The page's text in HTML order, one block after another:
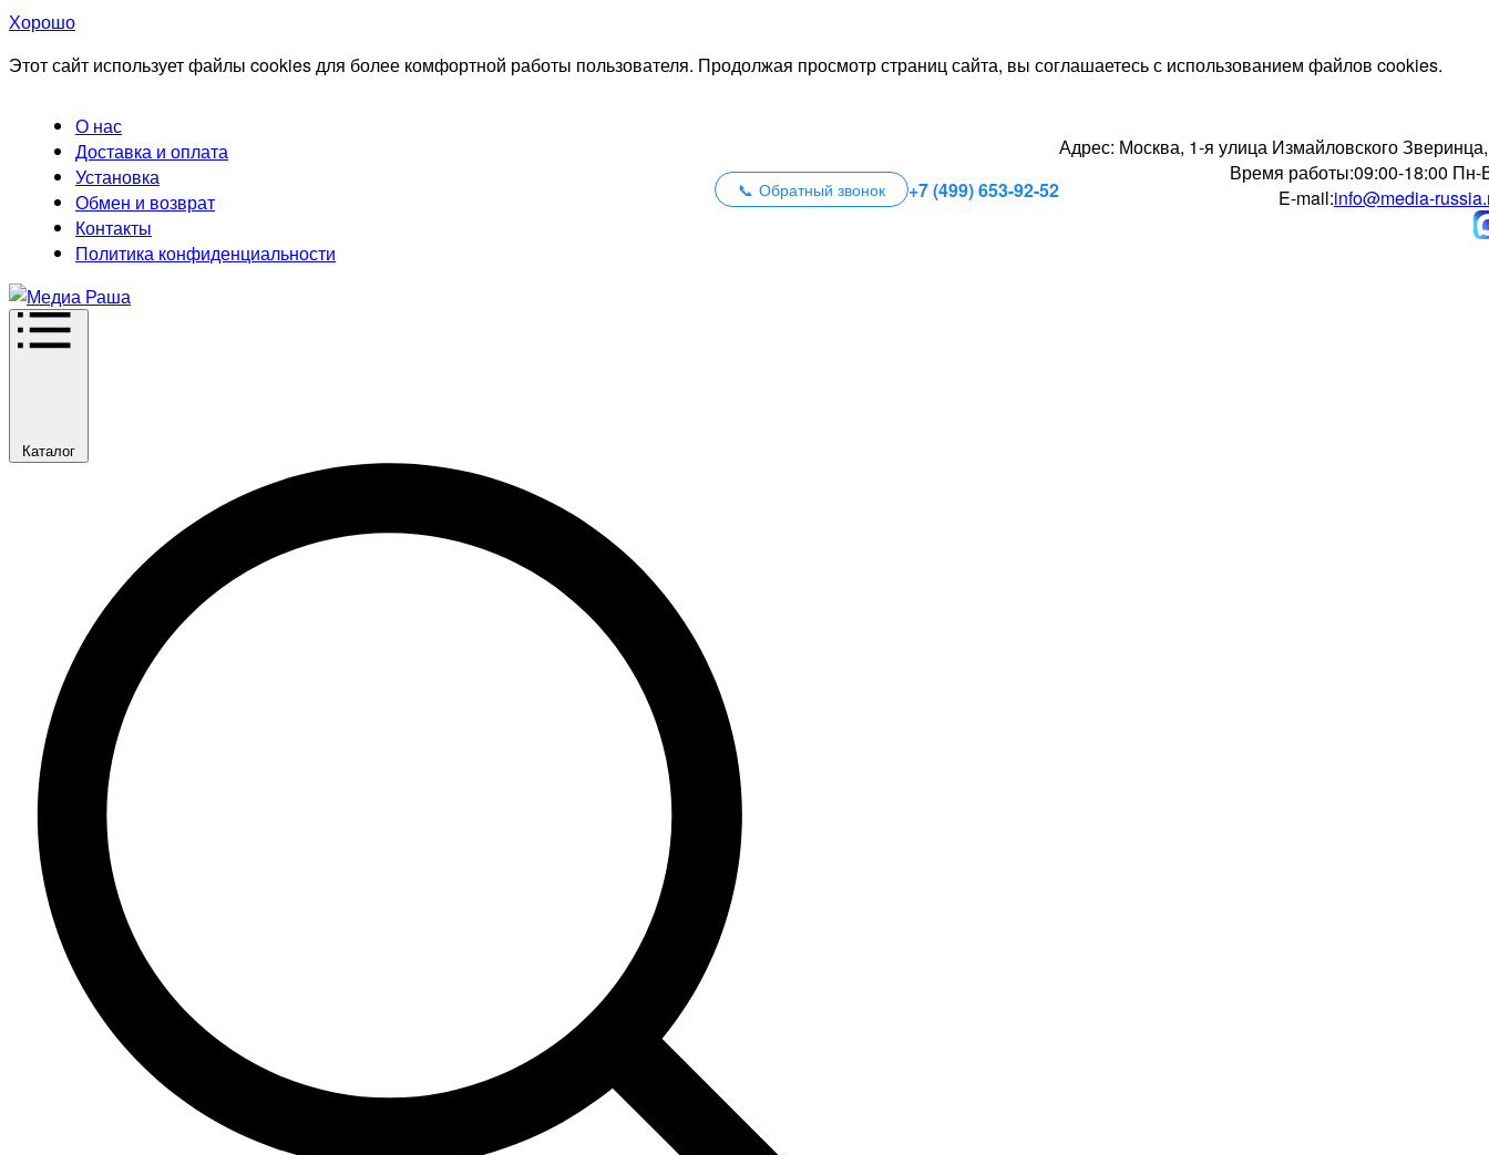
Хорошо
Этот сайт использует файлы cookies для более комфортной работы пользователя. Продолжая просмотр страниц сайта, вы соглашаетесь с использованием файлов cookies.
О нас
Доставка и оплата
Установка
Обмен и возврат
Контакты
Политика конфиденциальности
Обратный звонок +7 (499) 653-92-52
Адрес: Москва, 1-я улица Измайловского
Время работы:09:00-18:00 Пн-
E-mail:info@media-
Каталог